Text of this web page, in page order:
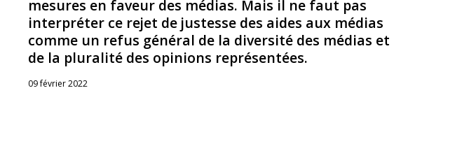
Rabais et avantages
exclusifs pour les membres
du SSM
CONTINUE
Soutien au développement
professionnel
mesures en faveur des médias. Mais il ne faut pas
interpréter ce rejet de justesse des aides aux médias
comme un refus général de la diversité des médias et
de la pluralité des opinions représentées.
09 février 2022